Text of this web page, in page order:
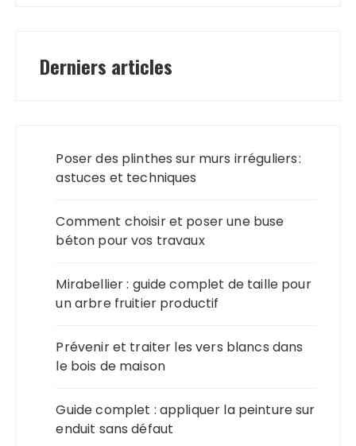
Derniers articles
Poser des plinthes sur murs irréguliers :
astuces et techniques
Comment choisir et poser une buse
béton pour vos travaux
Mirabellier : guide complet de taille pour
un arbre fruitier productif
Prévenir et traiter les vers blancs dans
le bois de maison
Guide complet : appliquer la peinture sur
enduit sans défaut